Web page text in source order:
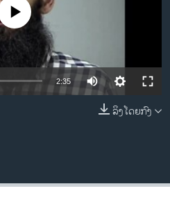
currently available
2:35
ລິງໂດຍກົງ